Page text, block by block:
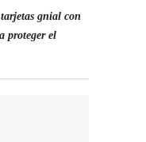
gnial con
proteger el